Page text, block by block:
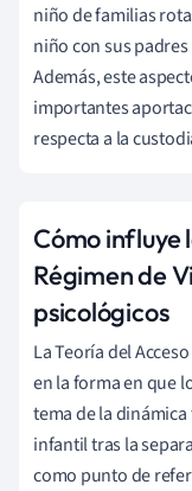
niño de familias
niño con sus
Además, este
importantes
respecta a la
Cómo influye
Régimen de
psicológicos
La Teoría del
en la forma en que
tema de la
infantil tras la
como punto de